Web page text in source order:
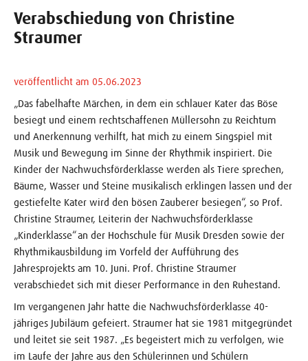
Verabschiedung von Christine
Straumer
veröffentlicht am 05.06.2023
„Das fabelhafte Märchen, in dem ein schlauer Kater das Böse
besiegt und einem rechtschaffenen Müllersohn zu Reichtum
und Anerkennung verhilft, hat mich zu einem Singspiel mit
Musik und Bewegung im Sinne der Rhythmik inspiriert. Die
Kinder der Nachwuchsförderklasse werden als Tiere sprechen,
Bäume, Wasser und Steine musikalisch erklingen lassen und der
gestiefelte Kater wird den bösen Zauberer besiegen“, so Prof.
Christine Straumer, Leiterin der Nachwuchsförderklasse
„Kinderklasse“ an der Hochschule für Musik Dresden sowie der
Rhythmikausbildung im Vorfeld der Aufführung des
Jahresprojekts am 10. Juni. Prof. Christine Straumer
verabschiedet sich mit dieser Performance in den Ruhestand.
Im vergangenen Jahr hatte die Nachwuchsförderklasse 40-
jähriges Jubiläum gefeiert. Straumer hat sie 1981 mitgegründet
und leitet sie seit 1987. „Es begeistert mich zu verfolgen, wie
im Laufe der Jahre aus den Schülerinnen und Schülern